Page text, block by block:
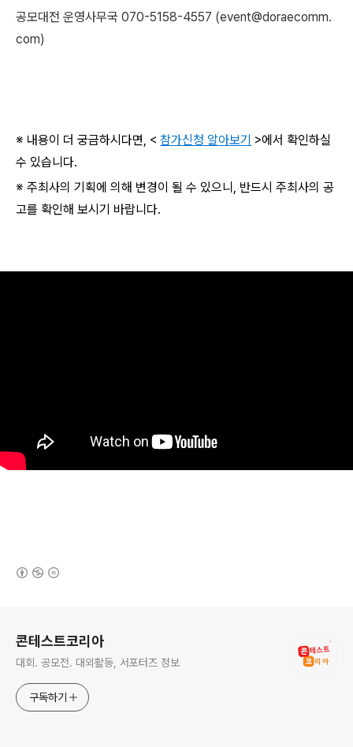
공모대전 운영사무국 070-5158-4557 (event@doraecomm.
com)
※ 내용이 더 궁금하시다면, < 참가신청 알아보기 >에서 확인하실
수 있습니다.
※ 주최사의 기획에 의해 변경이 될 수 있으니, 반드시 주최사의 공
고를 확인해 보시기 바랍니다.
콘테스트코리아
대회. 공모전. 대외활동, 서포터즈 정보
구독하기